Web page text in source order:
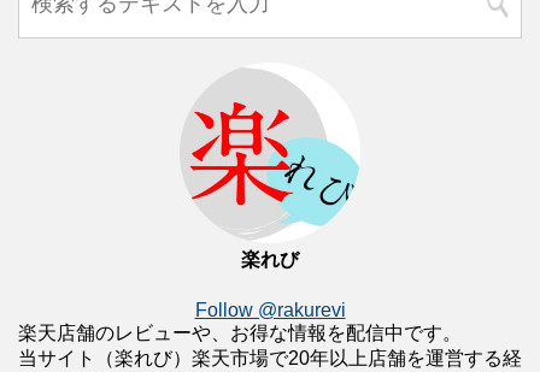
楽れび
Follow @rakurevi
楽天店舗のレビューや、お得な情報を配信中です。
当サイト（楽れび）楽天市場で20年以上店舗を運営する経